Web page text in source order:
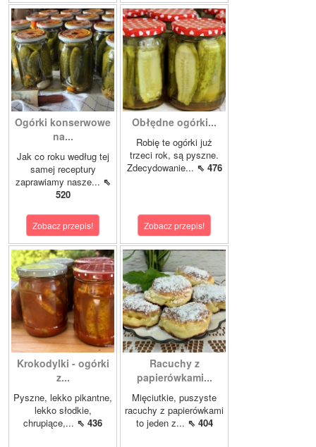
Ogórki konserwowe
na...
Jak co roku według tej
samej receptury
zaprawiamy nasze... ⇖
520
Zobacz przepis!
Obłędne ogórki...
Robię te ogórki już
trzeci rok, są pyszne.
Zdecydowanie... ⇖ 476
Zobacz przepis!
Krokodylki - ogórki
z...
Pyszne, lekko pikantne,
lekko słodkie,
chrupiące,... ⇖ 436
Racuchy z
papierówkami...
Mięciutkie, puszyste
racuchy z papierówkami
to jeden z... ⇖ 404